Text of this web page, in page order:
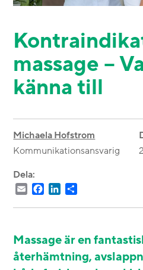
massage –
känna till
Michaela Hofstrom
Kommunikationsansvarig
Dela:
EmailFacebookLinkedIn
Massage är en
återhämtning,